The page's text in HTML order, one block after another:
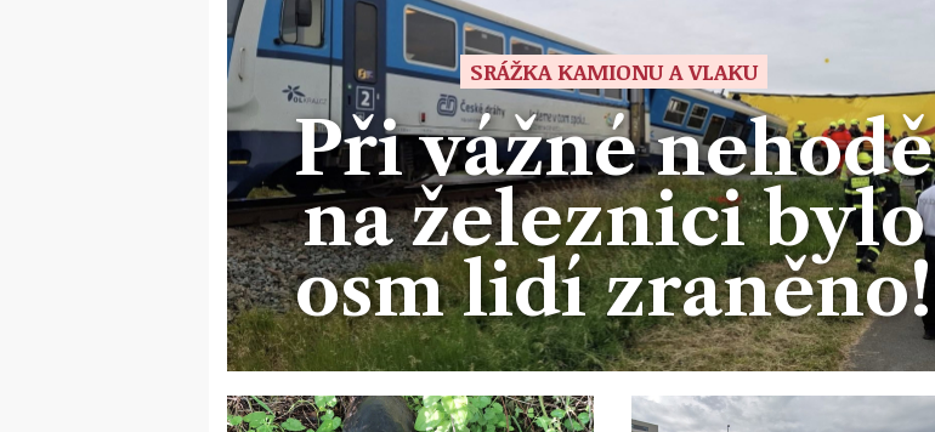
SRÁŽKA KAMIONU A VLAKU
Při vážné nehodě
na železnici bylo
osm lidí zraněno!